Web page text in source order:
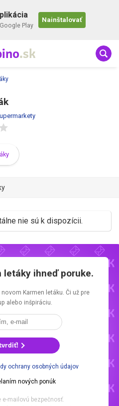
Play
Nainštalovať
.sk
nie sú k dispozícii.
letákyihneď poruke.
novom Karmen letáku. Či už pre
alebo inšpiráciu.
ochrany osobných údajov
nových ponúk
e-mailovú bezpečnosť.